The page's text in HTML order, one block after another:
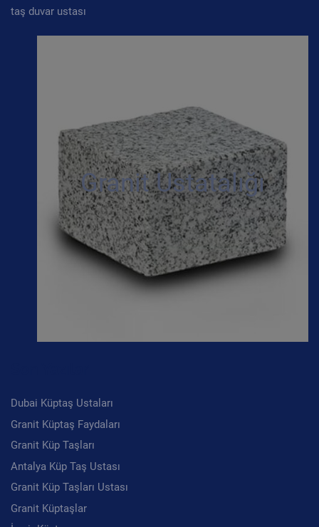
taş duvar ustası
Granit Ustatalığı
Dubai Küptaş Ustaları
Granit Küptaş Faydaları
Granit Küp Taşları
Antalya Küp Taş Ustası
Granit Küp Taşları Ustası
Granit Küptaşlar